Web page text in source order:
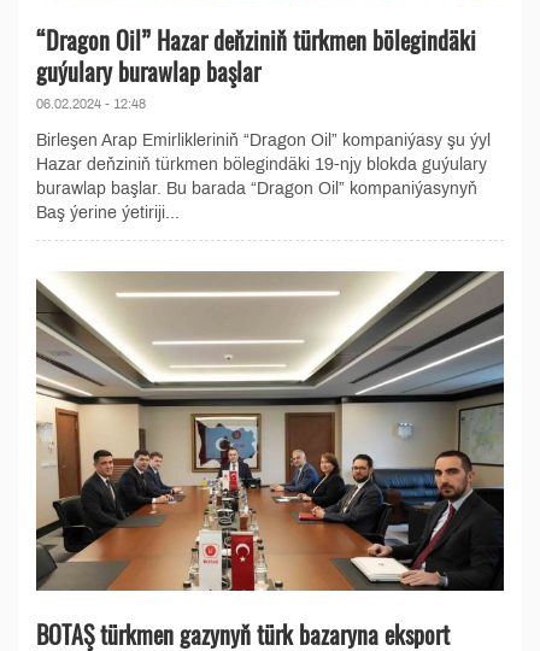
“Dragon Oil” Hazar deňziniň türkmen bölegindäki
guýulary burawlap başlar
06.02.2024 - 12:48
Birleşen Arap Emirlikleriniň “Dragon Oil” kompaniýasy şu ýyl
Hazar deňziniň türkmen bölegindäki 19-njy blokda guýulary
burawlap başlar. Bu barada “Dragon Oil” kompaniýasynyň
Baş ýerine ýetiriji...
BOTAŞ türkmen gazynyň türk bazaryna eksport